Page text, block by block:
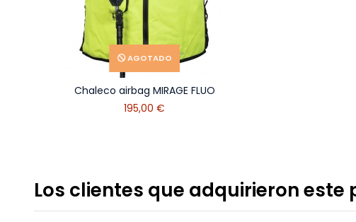
AGOTADO
Chaleco airbag MIRAGE FLUO
195,00 €
Los clientes que adquirieron